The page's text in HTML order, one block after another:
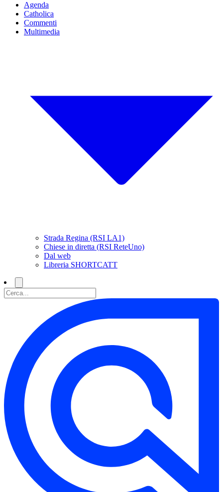
Agenda
Catholica
Commenti
Multimedia
Strada Regina (RSI LA1)
Chiese in diretta (RSI ReteUno)
Dal web
Libreria SHORTCATT